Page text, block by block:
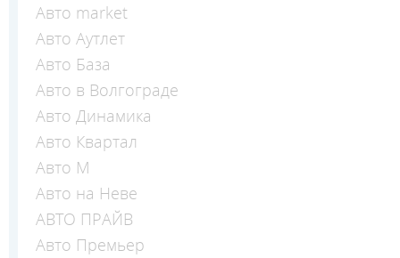
Авто market
Авто Аутлет
Авто База
Авто в Волгограде
Авто Динамика
Авто Квартал
Авто М
Авто на Неве
АВТО ПРАЙВ
Авто Премьер